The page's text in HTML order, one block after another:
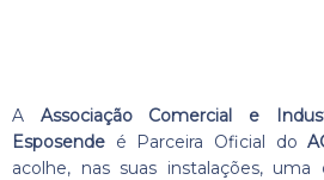
A Associação Comercial e
Esposende é Parceira Oficial do
acolhe, nas suas instalações, uma